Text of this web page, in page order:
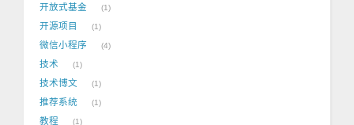
开放式基金 1
开源项目 1
微信小程序 4
技术 1
技术博文 1
推荐系统 1
教程 1